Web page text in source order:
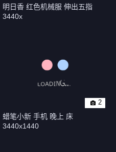
明日香 红色机械服 伸出五指
3440x
2
蜡笔小新 手机 晚上 床
3440x1440